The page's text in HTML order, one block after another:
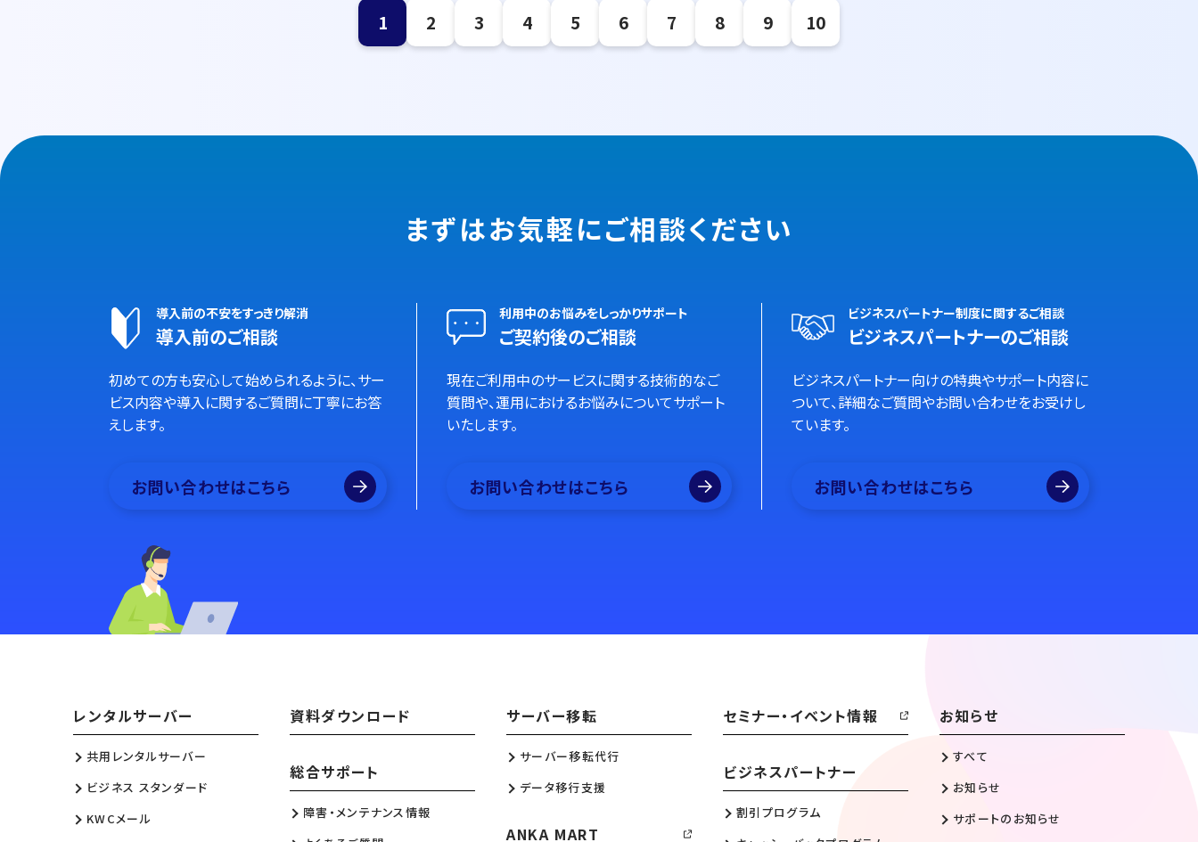
1 2 3 4 5 6 7 8 9 10
まずはお気軽にご相談ください
導入前の不安をすっきり解消
導入前のご相談
初めての方も安心して始められるように、サー
ビス内容や導入に関するご質問に丁寧にお答
えします。
お問い合わせはこちら
利用中のお悩みをしっかりサポート
ご契約後のご相談
現在ご利用中のサービスに関する技術的なご
質問や、運用におけるお悩みについてサポート
いたします。
お問い合わせはこちら
ビジネスパートナー制度に関するご相談
ビジネスパートナーのご相談
ビジネスパートナー向けの特典やサポート内容に
ついて、詳細なご質問やお問い合わせをお受けし
ています。
お問い合わせはこちら
レンタルサーバー
共用レンタルサーバー
ビジネス スタンダード
KWCメール
資料ダウンロード
総合サポート
障害・メンテナンス情報
サーバー移転
サーバー移転代行
データ移行支援
ANKA MART
セミナー・イベント情報
ビジネスパートナー
割引プログラム
お知らせ
すべて
お知らせ
サポートのお知らせ